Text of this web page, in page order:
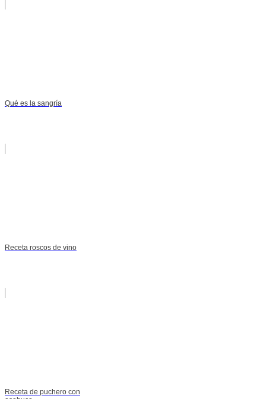
Qué es la sangría
Receta roscos de vino
Receta de puchero con